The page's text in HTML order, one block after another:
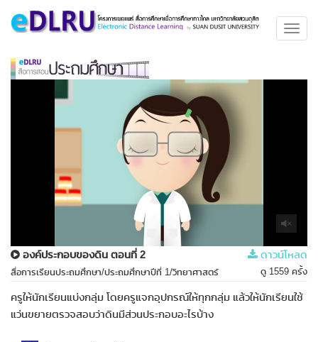
องค์ประกอบของดิน ตอนที่ 2 ดาวน์โหลด
สื่อการเรียนประถมศึกษา/ประถมศึกษาปีที่ 1/วิทยาศาสตร์ ดู 1559 ครั้ง
ครูให้นักเรียนแบ่งกลุ่ม โดยครูแจกอุปกรณ์ให้ทุกกลุ่ม แล้วให้นักเรียนใช้
แว่นขยายตรวจสอบว่าดินมีส่วนประกอบอะไรบ้าง